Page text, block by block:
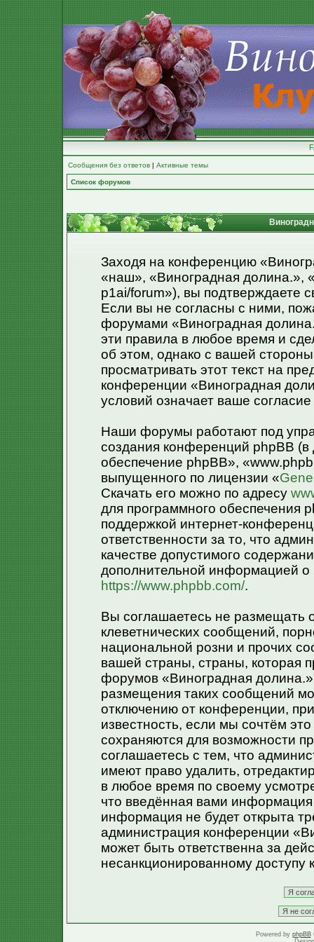
Сообщения без ответов | Активные темы
Список форумов
Заходя на конференцию
«наш», «Виноградная долина.»,
p1ai/forum»), вы подтверждаете
Если вы не согласны с ними,
форумами «Виноградная
эти правила в любое время и
об этом, однако с вашей
просматривать этот текст на
конференции «Виноградная
условий означает ваше
Наши форумы работают под
создания конференций phpBB
обеспечение phpBB»,
выпущенного по лицензии «
Скачать его можно по адресу
для программного обеспечения
поддержкой интернет-
ответственности за то, что
качестве допустимого
дополнительной информацией
https://www.phpbb.com/.
Вы соглашаетесь не размещать
клеветнических сообщений,
национальной розни и прочих
вашей страны, страны, которая
форумов «Виноградная
размещения таких сообщений
отключению от конференции,
известность, если мы сочтём
сохраняются для возможности
соглашаетесь с тем, что
имеют право удалить,
в любое время по своему
что введённая вами
информация не будет открыта
администрация конференции
может быть ответственна за
несанкционированному доступу
Powered by phpBB